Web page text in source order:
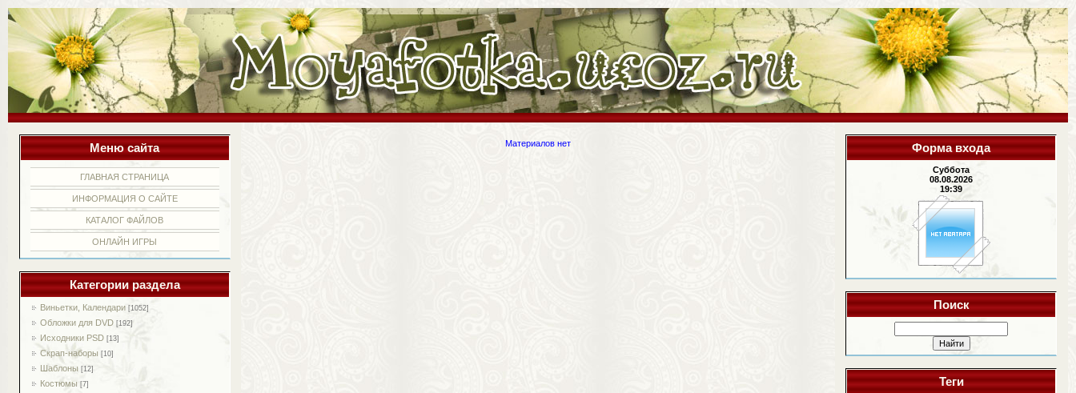
Меню сайта
ГЛАВНАЯ СТРАНИЦА
ИНФОРМАЦИЯ О САЙТЕ
КАТАЛОГ ФАЙЛОВ
ОНЛАЙН ИГРЫ
Категории раздела
Виньетки, Календари [1052]
Обложки для DVD [192]
Исходники PSD [13]
Скрап-наборы [10]
Шаблоны [12]
Костюмы [7]
Форма входа
Суббота
08.08.2026
19:39
Поиск
Теги
Материалов нет